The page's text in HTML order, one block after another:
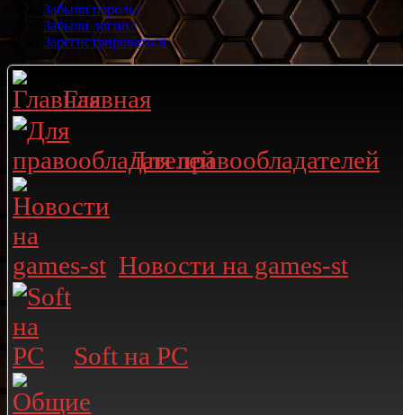
Забыли пароль?
Забыли логин?
Зарегистрироваться
Главная
Для правообладателей
Новости на games-st
Soft на PC